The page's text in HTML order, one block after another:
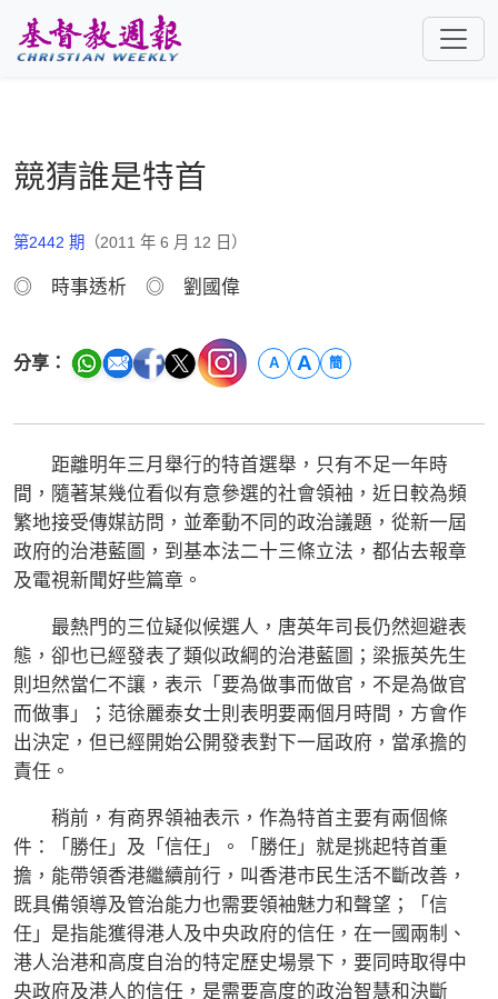
競猜誰是特首
第2442 期 （2011 年 6 月 12 日）
◎ 時事透析 ◎ 劉國偉
分享： A A 簡
距離明年三月舉行的特首選舉，只有不足一年時
間，隨著某幾位看似有意參選的社會領袖，近日較為頻
繁地接受傳媒訪問，並牽動不同的政治議題，從新一屆
政府的治港藍圖，到基本法二十三條立法，都佔去報章
及電視新聞好些篇章。
最熱門的三位疑似候選人，唐英年司長仍然迴避表
態，卻也已經發表了類似政綱的治港藍圖；梁振英先生
則坦然當仁不讓，表示「要為做事而做官，不是為做官
而做事」；范徐麗泰女士則表明要兩個月時間，方會作
出決定，但已經開始公開發表對下一屆政府，當承擔的
責任。
稍前，有商界領袖表示，作為特首主要有兩個條
件：「勝任」及「信任」。「勝任」就是挑起特首重
擔，能帶領香港繼續前行，叫香港市民生活不斷改善，
既具備領導及管治能力也需要領袖魅力和聲望；「信
任」是指能獲得港人及中央政府的信任，在一國兩制、
港人治港和高度自治的特定歷史場景下，要同時取得中
央政府及港人的信任，是需要高度的政治智慧和決斷